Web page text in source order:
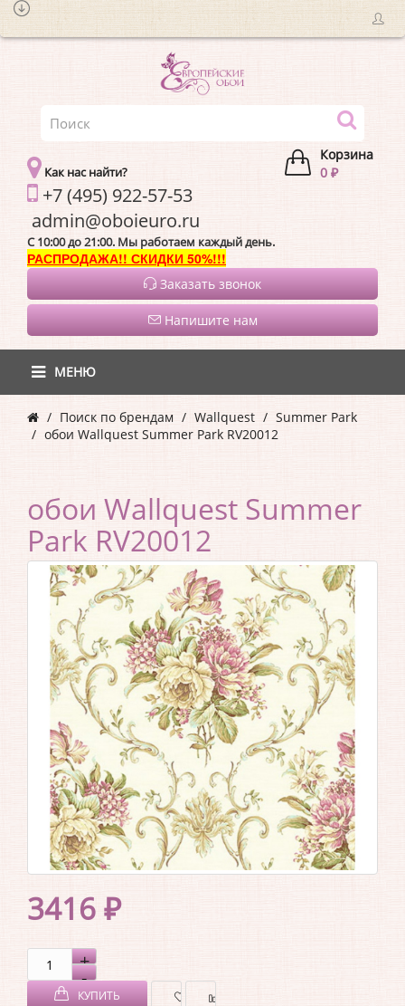
Корзина
0 ₽
Как нас найти?
+7 (495) 922-57-53
C 10:00 до 21:00. Мы работаем каждый день.
РАСПРОДАЖА!! СКИДКИ 50%!!!
Заказать звонок
Напишите нам
МЕНЮ
Поиск по брендам Wallquest
Summer Park
обои Wallquest Summer Park RV20012
обои Wallquest Summer
Park RV20012
3416 ₽
КУПИТЬ